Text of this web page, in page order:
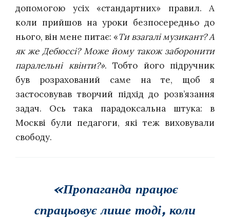
допомогою усіх «стандартних» правил. А
коли прийшов на уроки безпосередньо до
нього, він мене питає: «Ти взагалі музикант? А
як же Дебюссі? Може йому також заборонити
паралельні квінти?». Тобто його підручник
був розрахований саме на те, щоб я
застосовував творчий підхід до розв’язання
задач. Ось така парадоксальна штука: в
Москві були педагоги, які теж виховували
свободу.
«Пропаганда працює
спрацьовує лише тоді, коли